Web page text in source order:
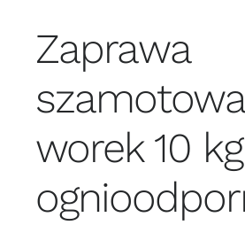
Zaprawa
szamotowa
worek 10 kg